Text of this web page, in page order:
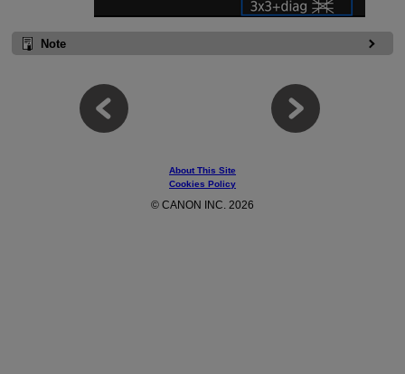
Note
About This Site
Cookies Policy
© CANON INC. 2026